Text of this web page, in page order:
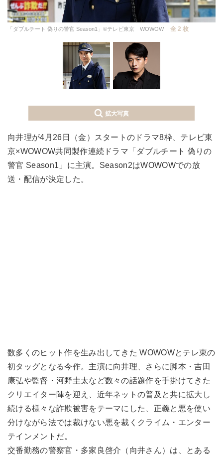
「ダブルチート 偽りの警官 Season1」©テレビ東京 WOWOW 全 2 枚
拡大写真
向井理が4月26日（金）スタートのドラマ8枠、テレビ東
京×WOWOW共同製作連続ドラマ「ダブルチート 偽りの
警官 Season1」に主演。Season2はWOWOWでの放
送・配信が決定した。
数多くのヒット作を生み出してきた WOWOWとテレ東の
初タッグとなる今作。主演に向井理、さらに脚本・吉田
康弘や監督・河野圭太など数々の話題作を手掛けてきた
クリエイター陣を迎え、近年ネットの普及と共に拡大し
続ける様々な詐欺被害をテーマにした、正義と悪を使い
分けながら法では裁けない悪を裁くクライム・エンター
テインメントだ。
交番勤務の警察官・多家良啓介（向井さん）は、とある